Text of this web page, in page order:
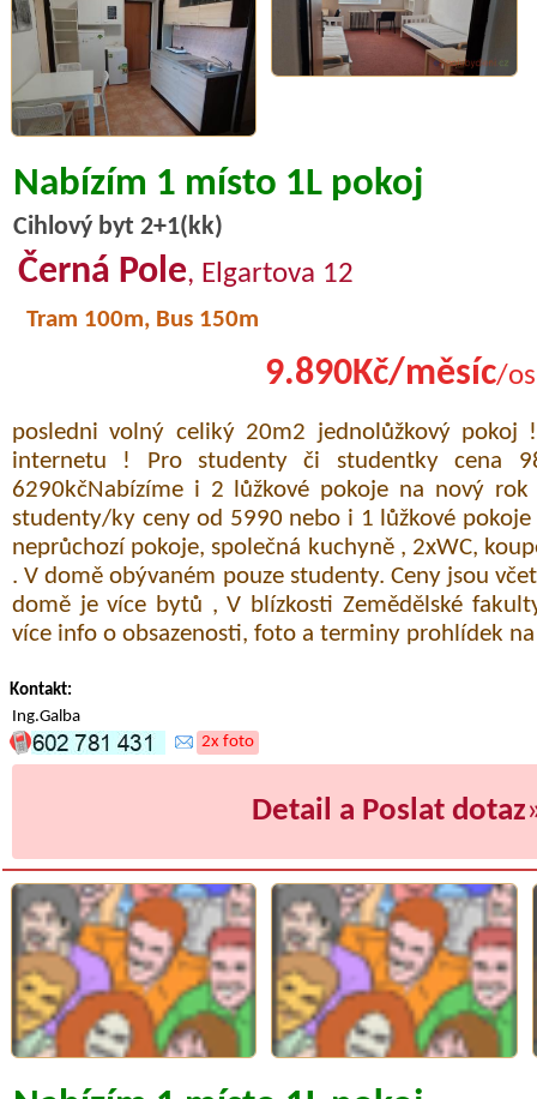
Nabízím 1 místo 1L pokoj
Cihlový byt 2+1(kk)
Černá Pole, Elgartova 12
Tram 100m, Bus 150m
9.890Kč/měsíc/
posledni volný celiký 20m2 jednolůžkový pokoj
internetu ! Pro studenty či studentky cena
6290kčNabízíme i 2 lůžkové pokoje na nový
studenty/ky ceny od 5990 nebo i 1 lůžkové
neprůchozí pokoje, společná kuchyně , 2xWC,
. V domě obývaném pouze studenty. Ceny jsou
domě je více bytů , V blízkosti Zemědělské
více info o obsazenosti, foto a terminy prohlídek
Kontakt:
Ing.Galba
2x foto
Detail a Poslat dotaz